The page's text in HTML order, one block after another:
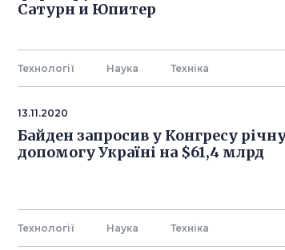
Сатурн и Юпитер
Технології Наука Технiка
13.11.2020
Байден запросив у Конгресу
допомогу Україні на $61,4 млрд
Технології Наука Технiка